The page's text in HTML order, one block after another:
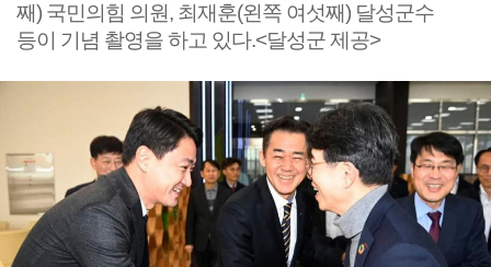
째) 국민의힘 의원, 최재훈(왼쪽 여섯째) 달성군수
등이 기념 촬영을 하고 있다.<달성군 제공>